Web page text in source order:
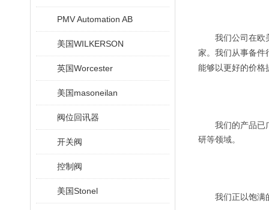
PMV Automation AB
美国WILKERSON
英国Worcester
美国masoneilan
阀位回讯器
开关阀
控制阀
美国Stonel
我们公司在欧
家。我们从事备件
能够以更好的价格
我们的产品已广
研等领域。
我们正以饱满的